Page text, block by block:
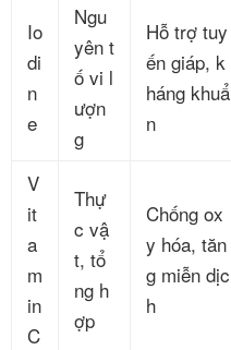
Io
di
n
e
Ngu
yên t
ố vi l
ượn
g
Hỗ trợ tuy
ến giáp, k
háng khuẩ
n
V
it
a
m
in
C
Thự
c vậ
t, tổ
ng h
ợp
Chống ox
y hóa, tăn
g miễn dịc
h